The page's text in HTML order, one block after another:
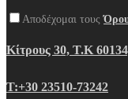
Αποδέχομαι τους
Κίτρους 30, Τ.Κ
Τ:+30 23510-73242